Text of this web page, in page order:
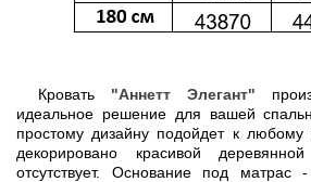
Кровать "Аннетт Элегант"
идеальное решение для вашей
простому дизайну подойдет к любому
декорировано красивой
отсутствует. Основание под